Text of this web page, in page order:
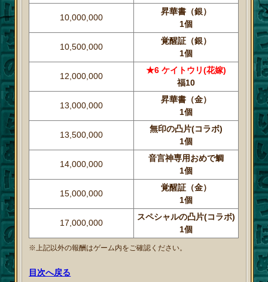
10,000,000
昇華書（銀）
1個
10,500,000
覚醒証（銀）
1個
12,000,000
★6 ケイトウリ(花嫁)
福10
13,000,000
昇華書（金）
1個
13,500,000
無印の凸片(コラボ)
1個
14,000,000
音言神専用おめで鯛
1個
15,000,000
覚醒証（金）
1個
17,000,000
スペシャルの凸片(コラボ)
1個
※上記以外の報酬はゲーム内をご確認ください。
目次へ戻る